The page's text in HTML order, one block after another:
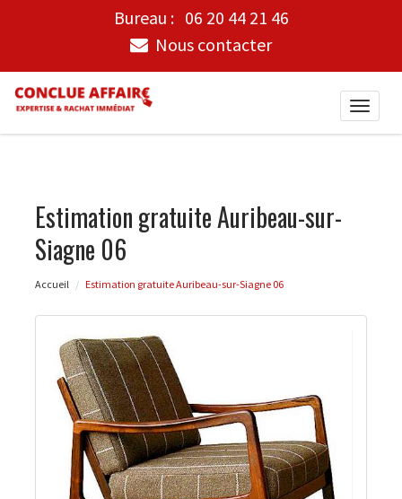
Bureau : 06 20 44 21 46
Nous contacter
Toggle
Estimation gratuite Auribeau-sur-
Siagne 06
Accueil Estimation gratuite Auribeau-sur-Siagne 06